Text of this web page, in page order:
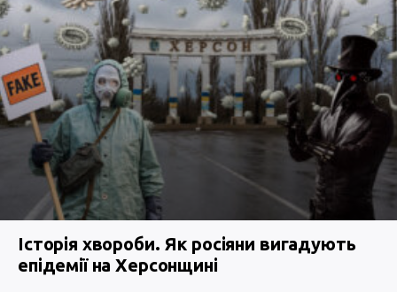
Історія хвороби. Як росіяни вигадують
епідемії на Херсонщині